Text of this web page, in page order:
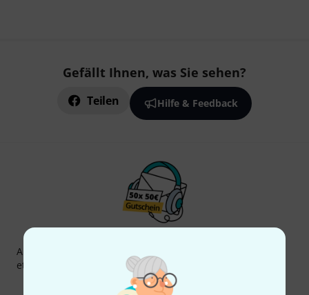
Gefällt Ihnen, was Sie sehen?
Teilen Hilfe & Feedback
Abonniere den Thomann Newsletter und gewinne mit
etwas Glück einen von
50 Gutscheinen
Inspirierende Beiträge
Deals